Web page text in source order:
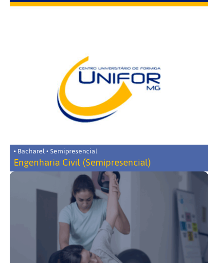
• Bacharel • Semipresencial
Engenharia Civil (Semipresencial)